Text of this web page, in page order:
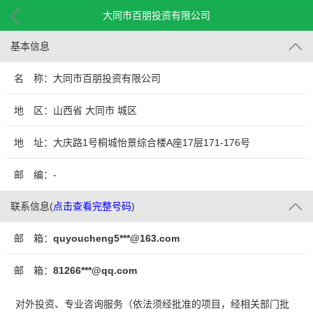
大同市百朋投资有限公司
基本信息
名 称：大同市百朋投资有限公司
地 区：山西省 大同市 城区
地 址：大庆路1号桐城怡景综合楼A座17层171-176号
邮 编：-
联系信息(点击查看完整号码)
邮 箱： quyoucheng5***@163.com
邮 箱： 81266***@qq.com
对外投资、专业咨询服务（依法须经批准的项目，经相关部门批